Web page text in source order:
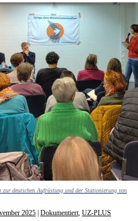
deutschen Aufrüstung und der Stationierung von
2025 Dokumentiert, UZ-PLUS